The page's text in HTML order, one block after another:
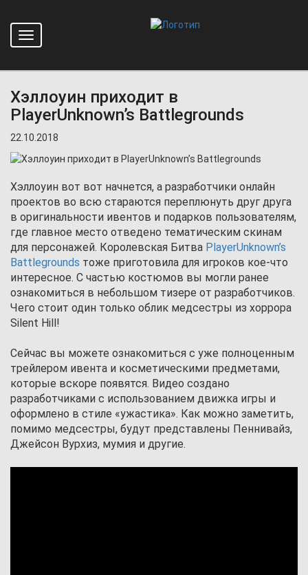
Toggle
navigation
Главная
Хэллоуин приходит в
PlayerUnknown’s Battlegrounds
22.10.2018
Хэллоуин вот вот начнется, а разработчики онлайн
проектов во всю стараются переплюнуть друг друга
в оригинальности ивентов и подарков пользователям,
где главное место отведено тематическим скинам
для персонажей. Королевская Битва PlayerUnknown’s
Battlegrounds тоже приготовила для игроков кое-что
интересное. С частью костюмов вы могли ранее
ознакомиться в небольшом тизере от разработчиков.
Чего стоит один только облик медсестры из хоррора
Silent Hill!
Сейчас вы можете ознакомиться с уже полноценным
трейлером ивента и косметическими предметами,
которые вскоре появятся. Видео создано
разработчиками с использованием движка игры и
оформлено в стиле «ужастика». Как можно заметить,
помимо медсестры, будут представлены Пеннивайз,
Джейсон Вурхиз, мумия и другие.